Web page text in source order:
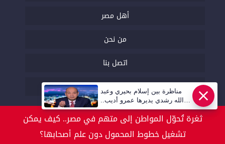
أهل مصر
من نحن
اتصل بنا
السياسة التحريرية
عاجل
ثغرة تُحوّل المواطن إلى متهم في مصر.. كيف يمكن
تشغيل خطوط المحمول دون علم أصحابها؟
مناظرة بين إسلام بحيري وعبد
الله رشدي يديرها عمرو أديب..
قريبا | أهل مصر